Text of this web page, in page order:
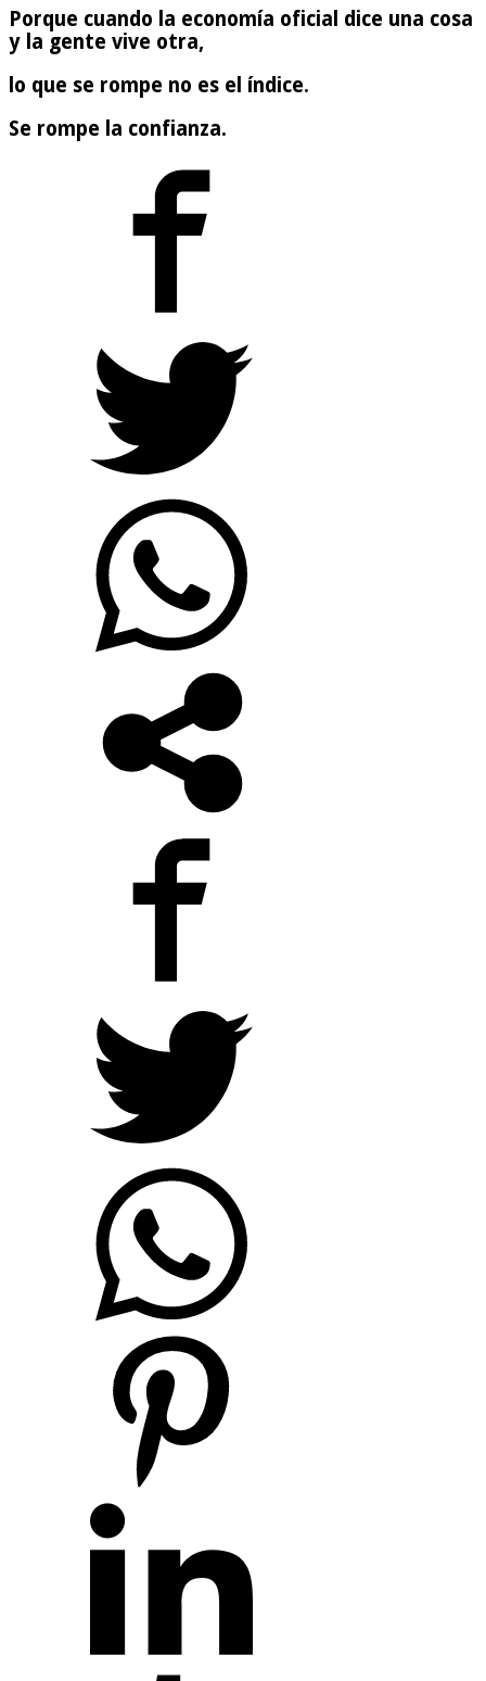
Porque cuando la economía oficial dice una cosa
y la gente vive otra,
lo que se rompe no es el índice.
Se rompe la confianza.